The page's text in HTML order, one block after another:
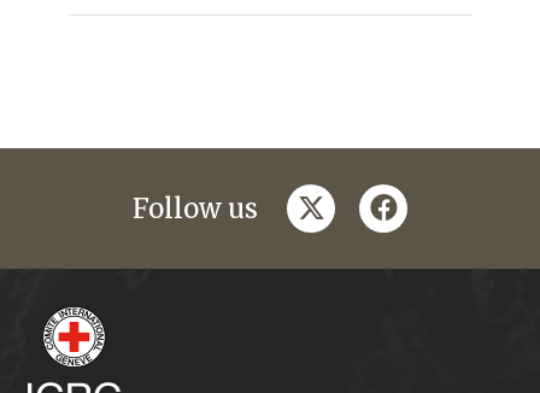
Follow us twitterfacebook